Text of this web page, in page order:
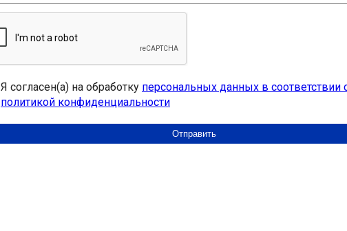
Я согласен(а) на обработку персональных данных в соответствии
политикой конфиденциальности